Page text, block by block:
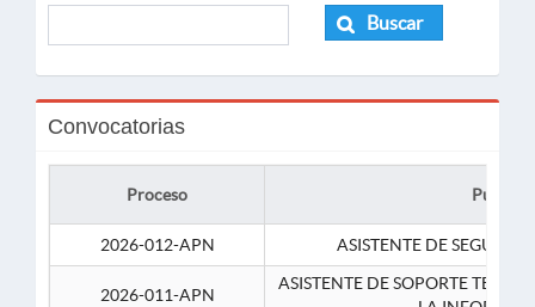
Buscar
Convocatorias
Proceso Puesto
2026-012-APN ASISTENTE DE
2026-011-APN
ASISTENTE DE SOPORTE